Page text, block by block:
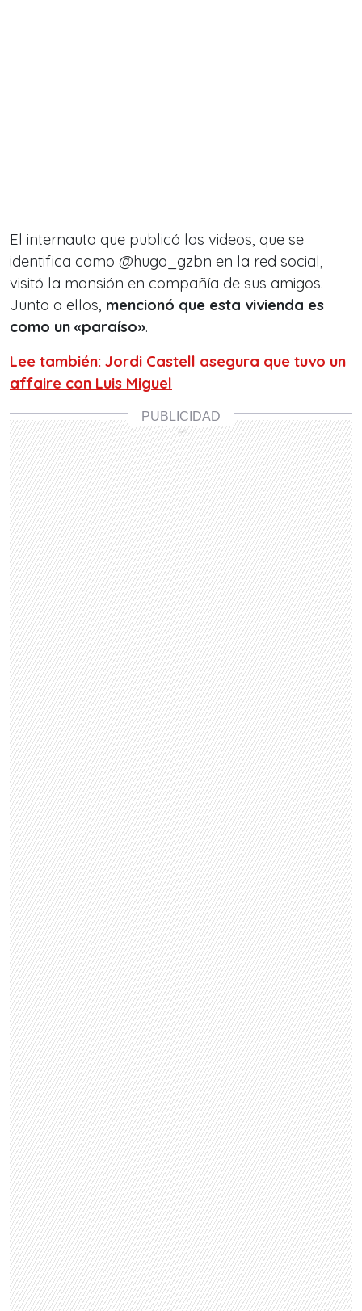
El internauta que publicó los videos, que se
identifica como @hugo_gzbn en la red social,
visitó la mansión en compañía de sus amigos.
Junto a ellos, mencionó que esta vivienda es
como un «paraíso».
Lee también: Jordi Castell asegura que tuvo un
affaire con Luis Miguel